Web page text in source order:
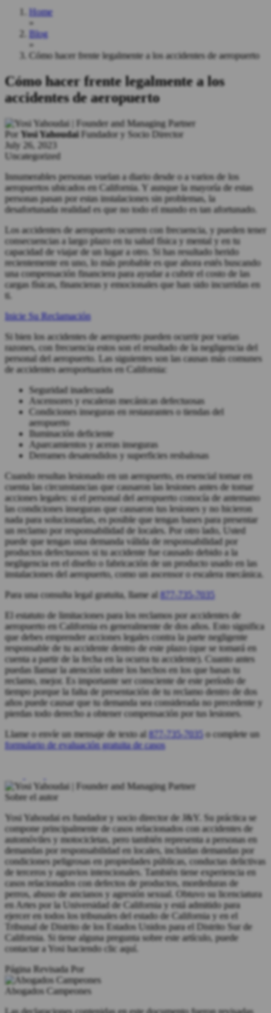
Home
»
Blog
»
Cómo hacer frente legalmente a los accidentes de aeropuerto
Cómo hacer frente legalmente a los
accidentes de aeropuerto
Por Yosi Yahoudai Fundador y Socio Director
July 26, 2023
Uncategorized
Innumerables personas vuelan a diario desde o a varios de los
aeropuertos ubicados en California. Y aunque la mayoría de estas
personas pasan por estas instalaciones sin problemas, la
desafortunada realidad es que no todo el mundo es tan afortunado.
Los accidentes de aeropuerto ocurren con frecuencia, y pueden tener
consecuencias a largo plazo en tu salud física y mental y en tu
capacidad de viajar de un lugar a otro. Si has resultado herido
recientemente en uno, lo más probable es que ahora estés buscando
una compensación financiera para ayudar a cubrir el costo de las
cargas físicas, financieras y emocionales que han sido incurridas en
ti.
Inicie Su Reclamación
Si bien los accidentes de aeropuerto pueden ocurrir por varias
razones, con frecuencia estos son el resultado de la negligencia del
personal del aeropuerto. Las siguientes son las causas más comunes
de accidentes aeroportuarios en California:
Seguridad inadecuada
Ascensores y escaleras mecánicas defectuosas
Condiciones inseguras en restaurantes o tiendas del
aeropuerto
Iluminación deficiente
Aparcamientos y aceras inseguras
Derrames desatendidos y superficies resbalosas
Cuando resultas lesionado en un aeropuerto, es esencial tomar en
cuenta las circunstancias que causaron las lesiones antes de tomar
acciones legales: si el personal del aeropuerto conocía de antemano
las condiciones inseguras que causaron tus lesiones y no hicieron
nada para solucionarlas, es posible que tengas bases para presentar
un reclamo por responsabilidad de locales. Por otro lado, Usted
puede que tengas una demanda válida de responsabilidad por
productos defectuosos si tu accidente fue causado debido a la
negligencia en el diseño o fabricación de un producto usado en las
instalaciones del aeropuerto, como un ascensor o escalera mecánica.
Para una consulta legal gratuita, llame al 877-735-7035
El estatuto de limitaciones para los reclamos por accidentes de
aeropuerto en California es generalmente de dos años. Esto significa
que debes emprender acciones legales contra la parte negligente
responsable de tu accidente dentro de este plazo (que se tomará en
cuenta a partir de la fecha en la ocurra tu accidente). Cuanto antes
puedas llamar la atención sobre los hechos en los que basas tu
reclamo, mejor. Es importante ser consciente de este período de
tiempo porque la falta de presentación de tu reclamo dentro de dos
años puede causar que tu demanda sea considerada no precedente y
pierdas todo derecho a obtener compensación por tus lesiones.
Llame o envíe un mensaje de texto al 877-735-7035
o complete un
formulario de evaluación gratuita de casos
Sobre el autor
Yosi Yahoudai es fundador y socio director de J&Y. Su práctica se
compone principalmente de casos relacionados con accidentes de
automóviles y motocicletas, pero también representa a personas en
demandas por responsabilidad en locales, incluidas demandas por
condiciones peligrosas en propiedades públicas, conductas delictivas
de terceros y agravios intencionales. También tiene experiencia en
casos relacionados con defectos de productos, mordeduras de
perros, abuso de ancianos y agresión sexual. Obtuvo su licenciatura
en Artes por la Universidad de California y está admitido para
ejercer en todos los tribunales del estado de California y en el
Tribunal de Distrito de los Estados Unidos para el Distrito Sur de
California. Si tiene alguna pregunta sobre este artículo, puede
contactar a Yosi haciendo clic aquí.
Página Revisada Por
Abogados Campeones